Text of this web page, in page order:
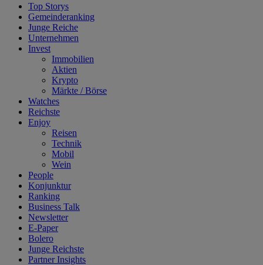
Top Storys
Gemeinderanking
Junge Reiche
Unternehmen
Invest
Immobilien
Aktien
Krypto
Märkte / Börse
Watches
Reichste
Enjoy
Reisen
Technik
Mobil
Wein
People
Konjunktur
Ranking
Business Talk
Newsletter
E-Paper
Bolero
Junge Reichste
Partner Insights